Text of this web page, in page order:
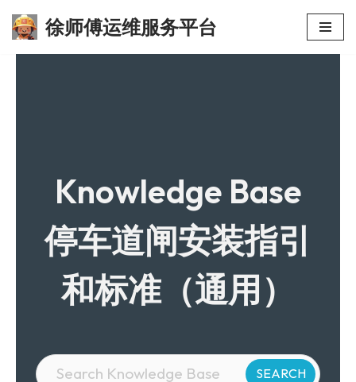
跳
徐师傅运维服务平台
Knowledge Base
停车道闸安装指引
和标准（通用）